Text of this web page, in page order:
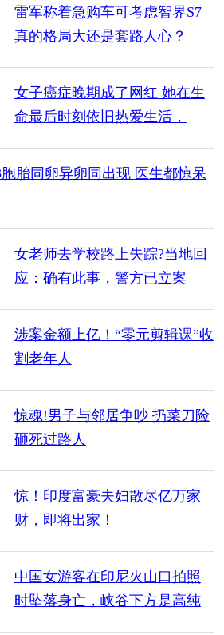
雷军称着急购车可考虑智界S7
真的格局大还是套路人心？
女子癌症晚期成了网红 她在生
命最后时刻依旧热爱生活，
胎同卵异卵同出现 医生都惊呆
女老师去学校路上失踪?当地回
应：确有此事，警方已立案
涉案金额上亿！“零元剪辑课”收
割老年人
惊魂!男子与邻居争吵 扔菜刀险
砸死过路人
惊！印度富豪夫妇散尽亿万家
财，即将出家！
中国女游客在印尼火山口拍照
时坠落身亡，峡谷下方是高纯